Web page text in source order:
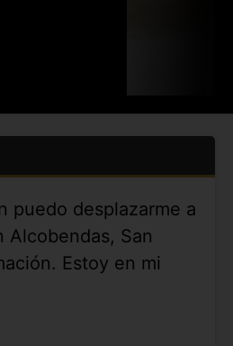
puedo desplazarme a
San
Estoy en mi